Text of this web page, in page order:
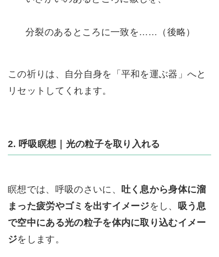
分裂のあるところに一致を……（後略）
この祈りは、自分自身を「平和を運ぶ器」へと
リセットしてくれます。
2. 呼吸瞑想｜光の粒子を取り入れる
瞑想では、呼吸のさいに、
吐く息から身体に溜
まった疲労やゴミを出すイメージをし、
吸う息
で空中にある光の粒子を体内に取り込むイメー
ジをします。